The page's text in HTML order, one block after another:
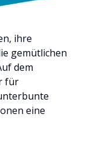
ihre
gemütlichen
dem
für
eine